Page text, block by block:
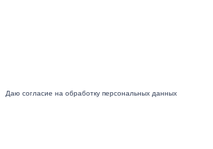
Даю согласие на обработку персональных данных